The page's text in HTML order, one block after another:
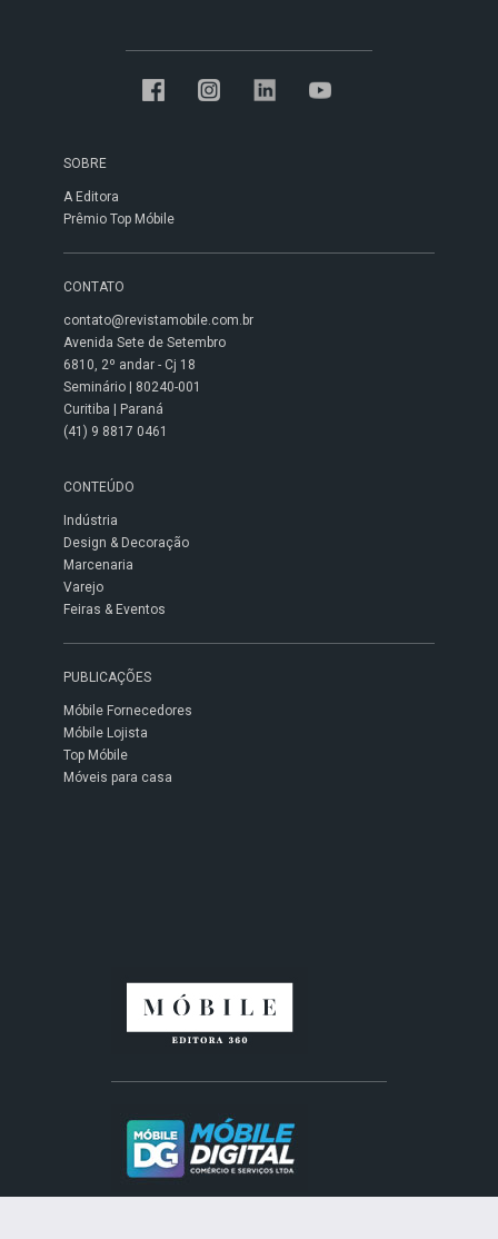
SOBRE
A Editora
Prêmio Top Móbile
CONTATO
contato@revistamobile.com.br
Avenida Sete de Setembro
6810, 2º andar - Cj 18
Seminário | 80240-001
Curitiba | Paraná
(41) 9 8817 0461
CONTEÚDO
Indústria
Design & Decoração
Marcenaria
Varejo
Feiras & Eventos
PUBLICAÇÕES
Móbile Fornecedores
Móbile Lojista
Top Móbile
Móveis para casa